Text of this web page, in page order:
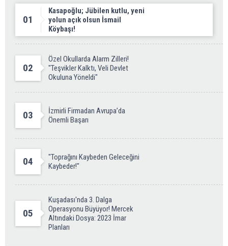
01
Kasapoğlu; Jübilen kutlu, yeni
yolun açık olsun İsmail
Köybaşı!
02
Özel Okullarda Alarm Zilleri!
"Teşvikler Kalktı, Veli Devlet
Okuluna Yöneldi"
03
İzmirli Firmadan Avrupa’da
Önemli Başarı
04
"Toprağını Kaybeden Geleceğini
Kaybeder!"
05
Kuşadası'nda 3. Dalga
Operasyonu Büyüyor! Mercek
Altındaki Dosya: 2023 İmar
Planları